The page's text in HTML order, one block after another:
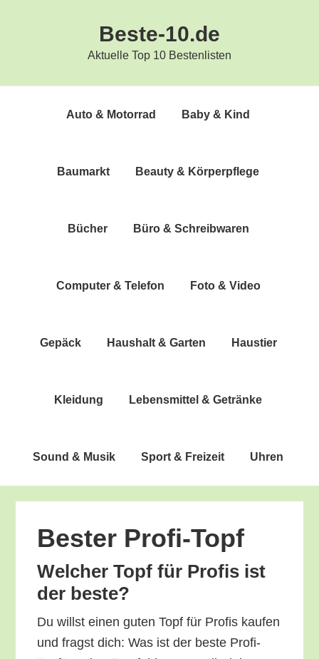
Beste-10.de
Aktuelle Top 10 Bestenlisten
Auto & Motorrad Baby & Kind
Bau­markt Beau­ty & Körperpflege
Bücher Büro & Schreibwaren
Com­pu­ter & Telefon Foto & Video
Gepäck Haus­halt & Garten Haus­tier
Klei­dung Lebens­mit­tel & Getränke
Sound & Musik Sport & Freizeit Uhren
Bes­ter Profi-Topf
Wel­cher Topf für Pro­fis ist
der beste?
Du willst einen guten Topf für Pro­fis kau­fen
und fragst dich: Was ist der bes­te Pro­fi-